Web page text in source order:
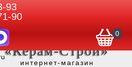
93
90
0
«Керам-Строй»
интернет-магазин